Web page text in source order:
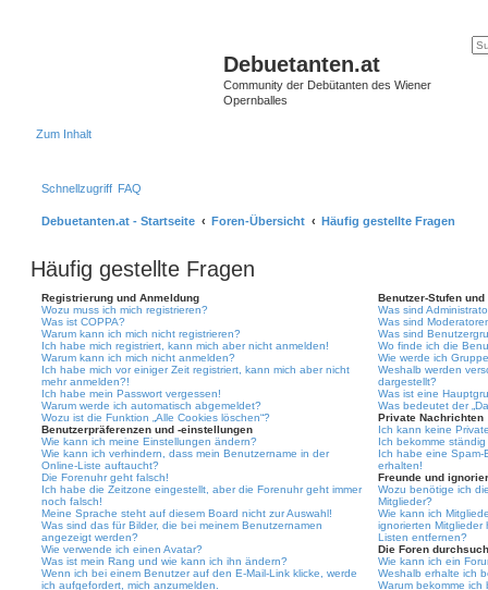
Debuetanten.at
Community der Debütanten des Wiener
Opernballes
Zum Inhalt
Schnellzugriff FAQ
Debuetanten.at - Startseite Foren-Übersicht Häufig gestellte Fragen
Häufig gestellte Fragen
Registrierung und Anmeldung
Wozu muss ich mich registrieren?
Was ist COPPA?
Warum kann ich mich nicht registrieren?
Ich habe mich registriert, kann mich aber nicht anmelden!
Warum kann ich mich nicht anmelden?
Ich habe mich vor einiger Zeit registriert, kann mich aber nicht
mehr anmelden?!
Ich habe mein Passwort vergessen!
Warum werde ich automatisch abgemeldet?
Wozu ist die Funktion „Alle Cookies löschen“?
Benutzerpräferenzen und -einstellungen
Wie kann ich meine Einstellungen ändern?
Wie kann ich verhindern, dass mein Benutzername in der
Online-Liste auftaucht?
Die Forenuhr geht falsch!
Ich habe die Zeitzone eingestellt, aber die Forenuhr geht immer
noch falsch!
Meine Sprache steht auf diesem Board nicht zur Auswahl!
Was sind das für Bilder, die bei meinem Benutzernamen
angezeigt werden?
Wie verwende ich einen Avatar?
Was ist mein Rang und wie kann ich ihn ändern?
Wenn ich bei einem Benutzer auf den E-Mail-Link klicke, werde
ich aufgefordert, mich anzumelden.
Benutzer-Stufen und
Was sind
Was sind
Was sind
Wo finde ich die
Wie werde ich
Weshalb werden
dargestellt?
Was ist eine
Was bedeutet der
Private Nachrichten
Ich kann keine
Ich bekomme
Ich habe eine Spam-
erhalten!
Freunde und
Wozu benötige ich
Mitglieder?
Wie kann ich
ignorierten
Listen entfernen?
Die Foren
Wie kann ich ein
Weshalb erhalte ich
Warum bekomme